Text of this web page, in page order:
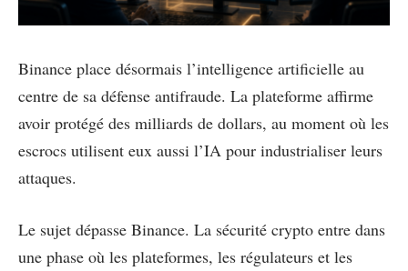
Binance place désormais l’intelligence artificielle au
centre de sa défense antifraude. La plateforme affirme
avoir protégé des milliards de dollars, au moment où les
escrocs utilisent eux aussi l’IA pour industrialiser leurs
attaques.
Le sujet dépasse Binance. La sécurité crypto entre dans
une phase où les plateformes, les régulateurs et les